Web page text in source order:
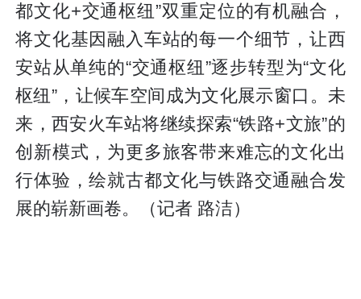
都文化+交通枢纽”双重定位的有机融合，
将文化基因融入车站的每一个细节，让西
安站从单纯的“交通枢纽”逐步转型为“文化
枢纽”，让候车空间成为文化展示窗口。未
来，西安火车站将继续探索“铁路+文旅”的
创新模式，为更多旅客带来难忘的文化出
行体验，绘就古都文化与铁路交通融合发
展的崭新画卷。（记者 路洁）